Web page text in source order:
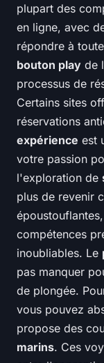
plupart des
en ligne, avec
répondre à
bouton play de
processus de
Certains sites
réservations
expérience est
votre passion
l'exploration de
plus de revenir
compétences
inoubliables. Le
pas manquer
de plongée.
vous pouvez
propose des
marins. Ces